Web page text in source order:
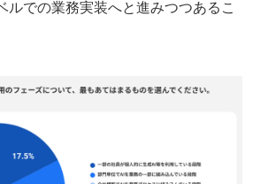
ルでの業務実装へと進みつつあるこ